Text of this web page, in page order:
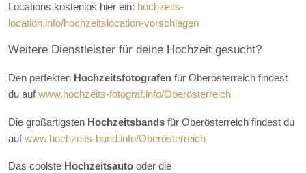
Locations kostenlos hier ein: hochzeits-
location.info/hochzeitslocation-vorschlagen
Weitere Dienstleister für deine Hochzeit gesucht?
Den perfekten Hochzeitsfotografen für Oberösterreich findest
du aufwww.hochzeits-fotograf.info/Oberösterreich
Die großartigsten Hochzeitsbands für Oberösterreich findest du
aufwww.hochzeits-band.info/Oberösterreich
Das coolste Hochzeitsauto oder die